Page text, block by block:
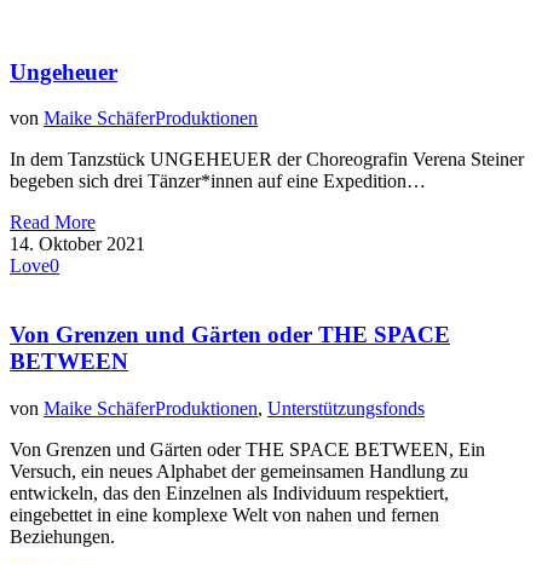
Ungeheuer
von Maike SchäferProduktionen
In dem Tanzstück UNGEHEUER der Choreografin Verena Steiner
begeben sich drei Tänzer*innen auf eine Expedition…
Read More
14. Oktober 2021
Love0
Von Grenzen und Gärten oder THE SPACE
BETWEEN
von Maike SchäferProduktionen, Unterstützungsfonds
Von Grenzen und Gärten oder THE SPACE BETWEEN, Ein
Versuch, ein neues Alphabet der gemeinsamen Handlung zu
entwickeln, das den Einzelnen als Individuum respektiert,
eingebettet in eine komplexe Welt von nahen und fernen
Beziehungen.